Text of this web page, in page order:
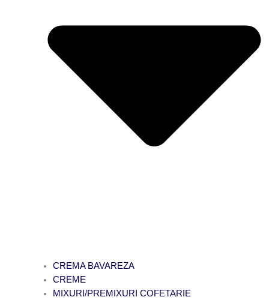
CREMA BAVAREZA
CREME
MIXURI/PREMIXURI COFETARIE